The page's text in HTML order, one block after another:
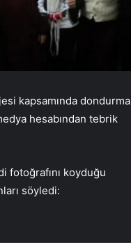
kapsamında dondurma
hesabından tebrik
fotoğrafını koyduğu
söyledi: